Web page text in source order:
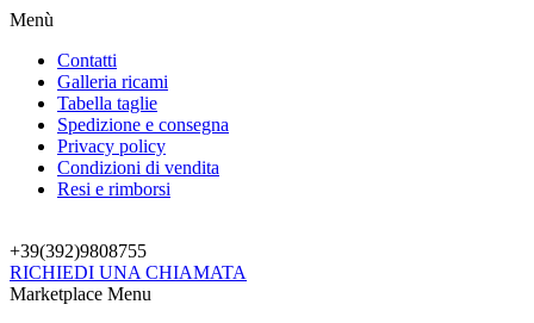
Menù
Contatti
Galleria ricami
Tabella taglie
Spedizione e consegna
Privacy policy
Condizioni di vendita
Resi e rimborsi
+39(392)9808755
RICHIEDI UNA CHIAMATA
Marketplace Menu